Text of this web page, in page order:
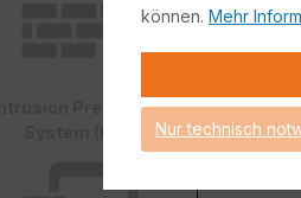
Intrusion Prevention
Web &
können. Mehr
Nur technisch